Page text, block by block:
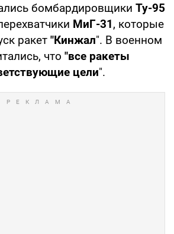
бомбардировщики Ту-95
МиГ-31, которые
ракет "Кинжал". В военном
что "все ракеты
цели".